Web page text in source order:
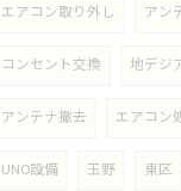
エアコン取り外し アン
コンセント交換 地デジ
アンテナ撤去 エアコン
UNO設備 玉野 東区